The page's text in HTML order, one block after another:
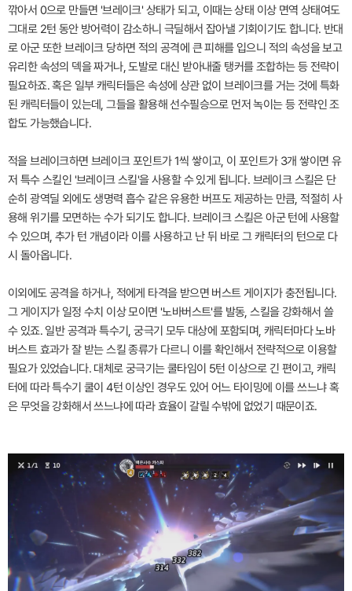
깎아서 0으로 만들면 '브레이크' 상태가 되고, 이때는 상태 이상 면역 상태여도
그대로 2턴 동안 방어력이 감소하니 극딜해서 잡아낼 기회이기도 합니다. 반대
로 아군 또한 브레이크 당하면 적의 공격에 큰 피해를 입으니 적의 속성을 보고
유리한 속성의 덱을 짜거나, 도발로 대신 받아내줄 탱커를 조합하는 등 전략이
필요하죠. 혹은 일부 캐릭터들은 속성에 상관 없이 브레이크를 거는 것에 특화
된 캐릭터들이 있는데, 그들을 활용해 선수필승으로 먼저 녹이는 등 전략인 조
합도 가능했습니다.
적을 브레이크하면 브레이크 포인트가 1씩 쌓이고, 이 포인트가 3개 쌓이면 유
저 특수 스킬인 '브레이크 스킬'을 사용할 수 있게 됩니다. 브레이크 스킬은 단
순히 광역딜 외에도 생명력 흡수 같은 유용한 버프도 제공하는 만큼, 적절히 사
용해 위기를 모면하는 수가 되기도 합니다. 브레이크 스킬은 아군 턴에 사용할
수 있으며, 추가 턴 개념이라 이를 사용하고 난 뒤 바로 그 캐릭터의 턴으로 다
시 돌아옵니다.
이외에도 공격을 하거나, 적에게 타격을 받으면 버스트 게이지가 충전됩니다.
그 게이지가 일정 수치 이상 모이면 '노바버스트'를 발동, 스킬을 강화해서 쓸
수 있죠. 일반 공격과 특수기, 궁극기 모두 대상에 포함되며, 캐릭터마다 노바
버스트 효과가 잘 받는 스킬 종류가 다르니 이를 확인해서 전략적으로 이용할
필요가 있었습니다. 대체로 궁극기는 쿨타임이 5턴 이상으로 긴 편이고, 캐릭
터에 따라 특수기 쿨이 4턴 이상인 경우도 있어 어느 타이밍에 이를 쓰느냐 혹
은 무엇을 강화해서 쓰느냐에 따라 효율이 갈릴 수밖에 없었기 때문이죠.